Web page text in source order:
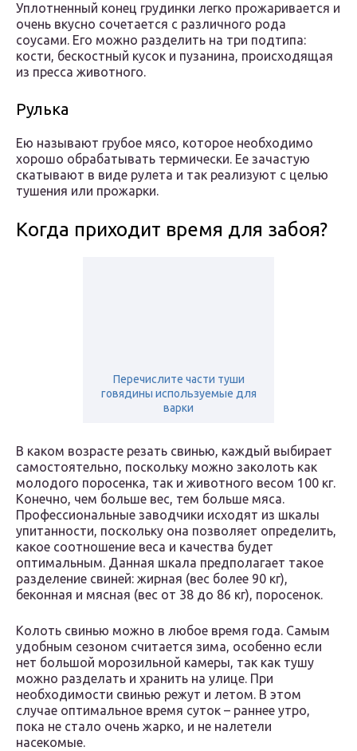
Уплотненный конец грудинки легко прожаривается и
очень вкусно сочетается с различного рода
соусами. Его можно разделить на три подтипа:
кости, бескостный кусок и пузанина, происходящая
из пресса животного.
Рулька
Ею называют грубое мясо, которое необходимо
хорошо обрабатывать термически. Ее зачастую
скатывают в виде рулета и так реализуют с целью
тушения или прожарки.
Когда приходит время для забоя?
Перечислите части туши
говядины используемые для
варки
В каком возрасте резать свинью, каждый выбирает
самостоятельно, поскольку можно заколоть как
молодого поросенка, так и животного весом 100 кг.
Конечно, чем больше вес, тем больше мяса.
Профессиональные заводчики исходят из шкалы
упитанности, поскольку она позволяет определить,
какое соотношение веса и качества будет
оптимальным. Данная шкала предполагает такое
разделение свиней: жирная (вес более 90 кг),
беконная и мясная (вес от 38 до 86 кг), поросенок.
Колоть свинью можно в любое время года. Самым
удобным сезоном считается зима, особенно если
нет большой морозильной камеры, так как тушу
можно разделать и хранить на улице. При
необходимости свинью режут и летом. В этом
случае оптимальное время суток – раннее утро,
пока не стало очень жарко, и не налетели
насекомые.